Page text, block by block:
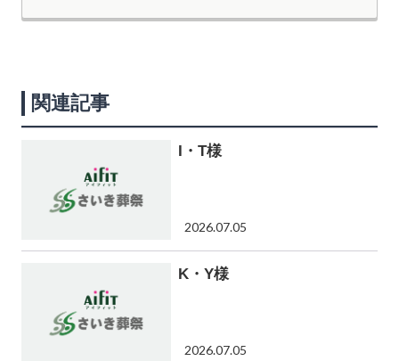
関連記事
I・T様
2026.07.05
K・Y様
2026.07.05